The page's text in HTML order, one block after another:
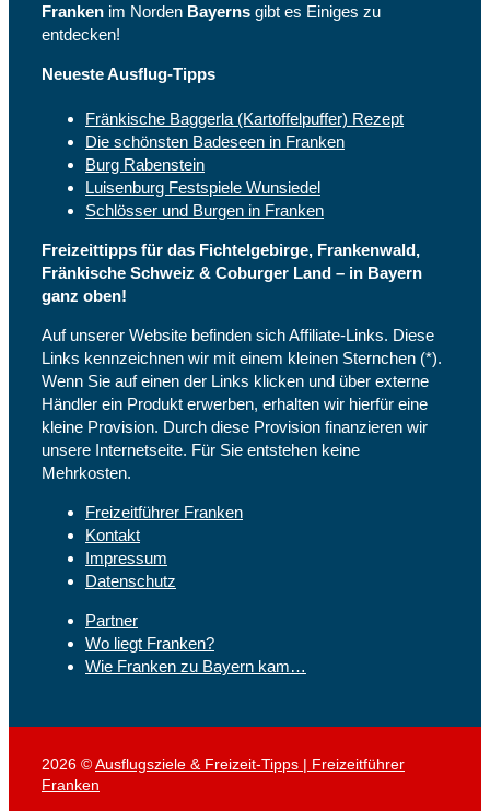
Franken im Norden Bayerns gibt es Einiges zu
entdecken!
Neueste Ausflug-Tipps
Fränkische Baggerla (Kartoffelpuffer) Rezept
Die schönsten Badeseen in Franken
Burg Rabenstein
Luisenburg Festspiele Wunsiedel
Schlösser und Burgen in Franken
Freizeittipps für das Fichtelgebirge, Frankenwald,
Fränkische Schweiz & Coburger Land – in Bayern
ganz oben!
Auf unserer Website befinden sich Affiliate-Links. Diese
Links kennzeichnen wir mit einem kleinen Sternchen (*).
Wenn Sie auf einen der Links klicken und über externe
Händler ein Produkt erwerben, erhalten wir hierfür eine
kleine Provision. Durch diese Provision finanzieren wir
unsere Internetseite. Für Sie entstehen keine
Mehrkosten.
Freizeitführer Franken
Kontakt
Impressum
Datenschutz
Partner
Wo liegt Franken?
Wie Franken zu Bayern kam…
2026 ©Ausflugsziele & Freizeit-Tipps | Freizeitführer
Franken